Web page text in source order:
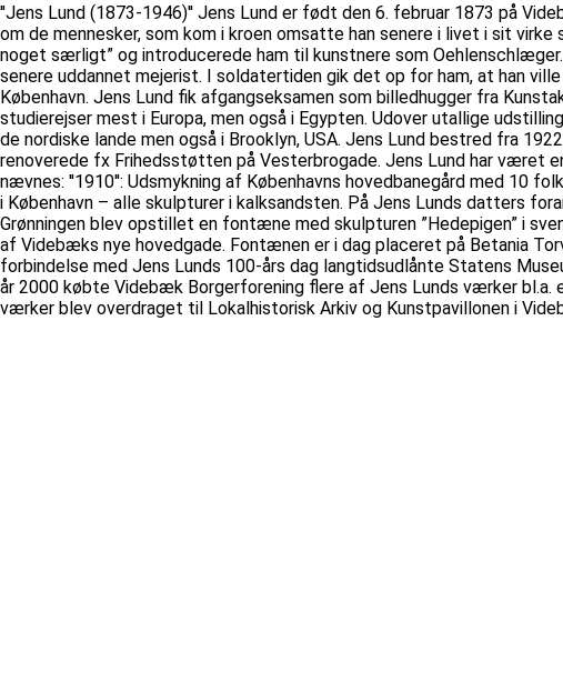
''Jens Lund (1873-1946)'' Jens Lund er født den 6. februar 1873 på
om de mennesker, som kom i kroen omsatte han senere i livet i sit
noget særligt” og introducerede ham til kunstnere som
senere uddannet mejerist. I soldatertiden gik det op for ham, at han
København. Jens Lund fik afgangseksamen som billedhugger fra
studierejser mest i Europa, men også i Egypten. Udover utallige
de nordiske lande men også i Brooklyn, USA. Jens Lund bestred fra
renoverede fx Frihedsstøtten på Vesterbrogade. Jens Lund har været
nævnes: ''1910'': Udsmykning af Københavns hovedbanegård med 10
i København – alle skulpturer i kalksandsten. På Jens Lunds datters
Grønningen blev opstillet en fontæne med skulpturen ”Hedepigen” i
af Videbæks nye hovedgade. Fontænen er i dag placeret på Betania
forbindelse med Jens Lunds 100-års dag langtidsudlånte Statens
år 2000 købte Videbæk Borgerforening flere af Jens Lunds værker
værker blev overdraget til Lokalhistorisk Arkiv og Kunstpavillonen i